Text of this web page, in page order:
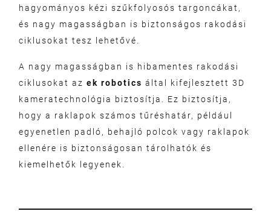
hagyományos kézi szűkfolyosós targoncákat,
és nagy magasságban is biztonságos rakodási
ciklusokat tesz lehetővé.
A nagy magasságban is hibamentes rakodási
ciklusokat az ek robotics által kifejlesztett 3D
kameratechnológia biztosítja. Ez biztosítja,
hogy a raklapok számos tűréshatár, például
egyenetlen padló, behajló polcok vagy raklapok
ellenére is biztonságosan tárolhatók és
kiemelhetők legyenek.